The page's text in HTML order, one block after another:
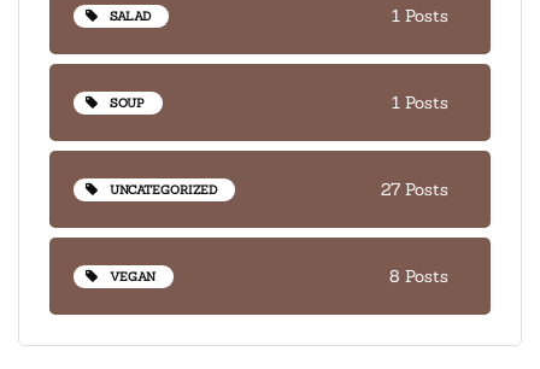
SALAD 1 Posts
SOUP 1 Posts
UNCATEGORIZED 27 Posts
VEGAN 8 Posts